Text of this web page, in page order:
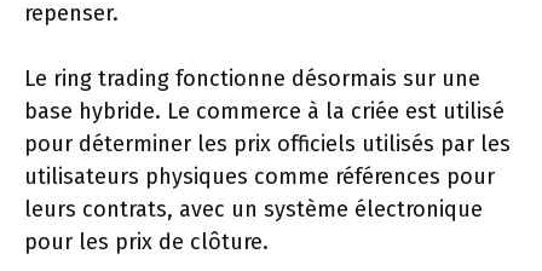
repenser.
Le ring trading fonctionne désormais sur une
base hybride. Le commerce à la criée est utilisé
pour déterminer les prix officiels utilisés par les
utilisateurs physiques comme références pour
leurs contrats, avec un système électronique
pour les prix de clôture.